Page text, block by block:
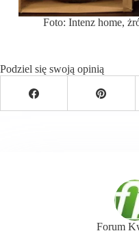
Foto: Intenz home,
Podziel się swoją opinią
Forum